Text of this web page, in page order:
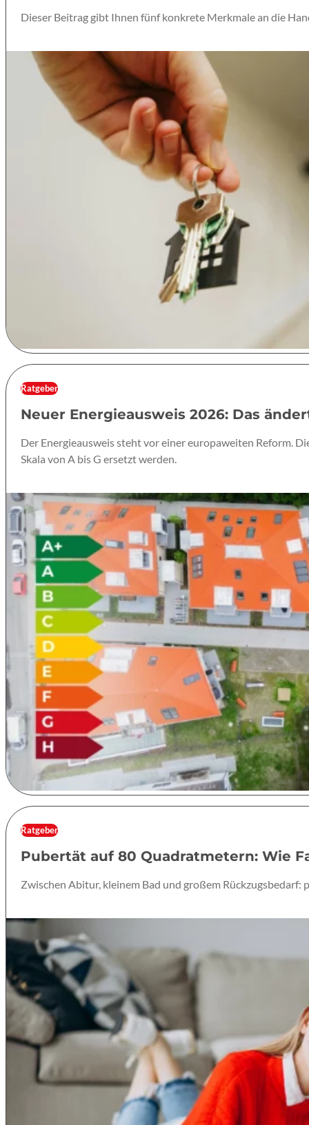
Dieser Beitrag gibt Ihnen fünf konkrete Merkmale an die
Ratgeber
Neuer Energieausweis 2026: Das
Der Energieausweis steht vor einer europaweiten Reform.
Skala von A bis G ersetzt werden.
Ratgeber
Pubertät auf 80 Quadratmetern: Wie
Zwischen Abitur, kleinem Bad und großem